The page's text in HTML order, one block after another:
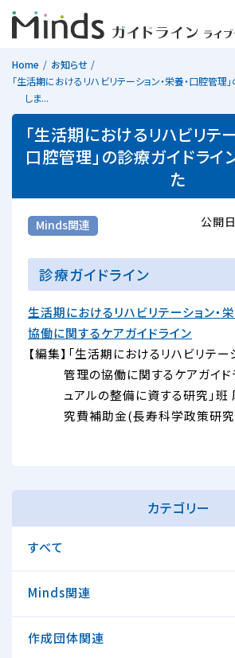
Home
お知らせ
「生活期におけるリハビリテーション・栄養・口腔管理
しま...
「生活期におけるリハビリテ
口腔管理」の診療ガイドライ
た
Minds関連 公開
診療ガイドライン
生活期におけるリハビリテーション・
協働に関するケアガイドライン
【編集】「生活期におけるリハビリテー
管理の協働に関するケアガイド
ュアルの整備に資する研究」
究費補助金(長寿科学政策研
カテゴリー
すべて
Minds関連
作成団体関連